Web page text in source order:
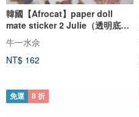
韓國【Afrocat】paper doll
mate sticker 2 Julie（透明底）
手帳 貼紙6張 生活 心情 進口
牛一水佘
NT$ 162
免運 8 折